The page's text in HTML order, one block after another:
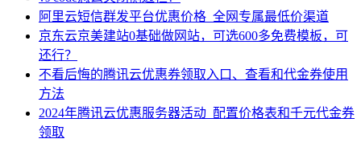
阿里云短信群发平台优惠价格_全网专属最低价渠道
京东云京美建站0基础做网站，可选600多免费模板，可
还行？
不看后悔的腾讯云优惠券领取入口、查看和代金券使用
方法
2024年腾讯云优惠服务器活动_配置价格表和千元代金券
领取